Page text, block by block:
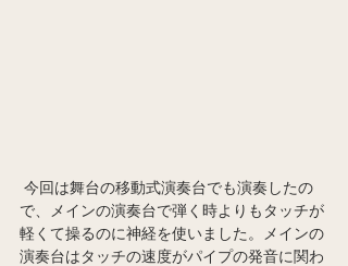
で、メインの演奏台で弾く時よりもタッチが
軽くて操るのに神経を使いました。メインの
演奏台はタッチの速度がパイプの発音に関わ